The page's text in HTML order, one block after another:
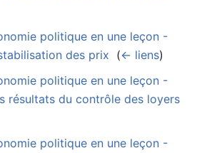
politique en une leçon -
des prix (← liens)
politique en une leçon -
résultats du contrôle des loyers
politique en une leçon -